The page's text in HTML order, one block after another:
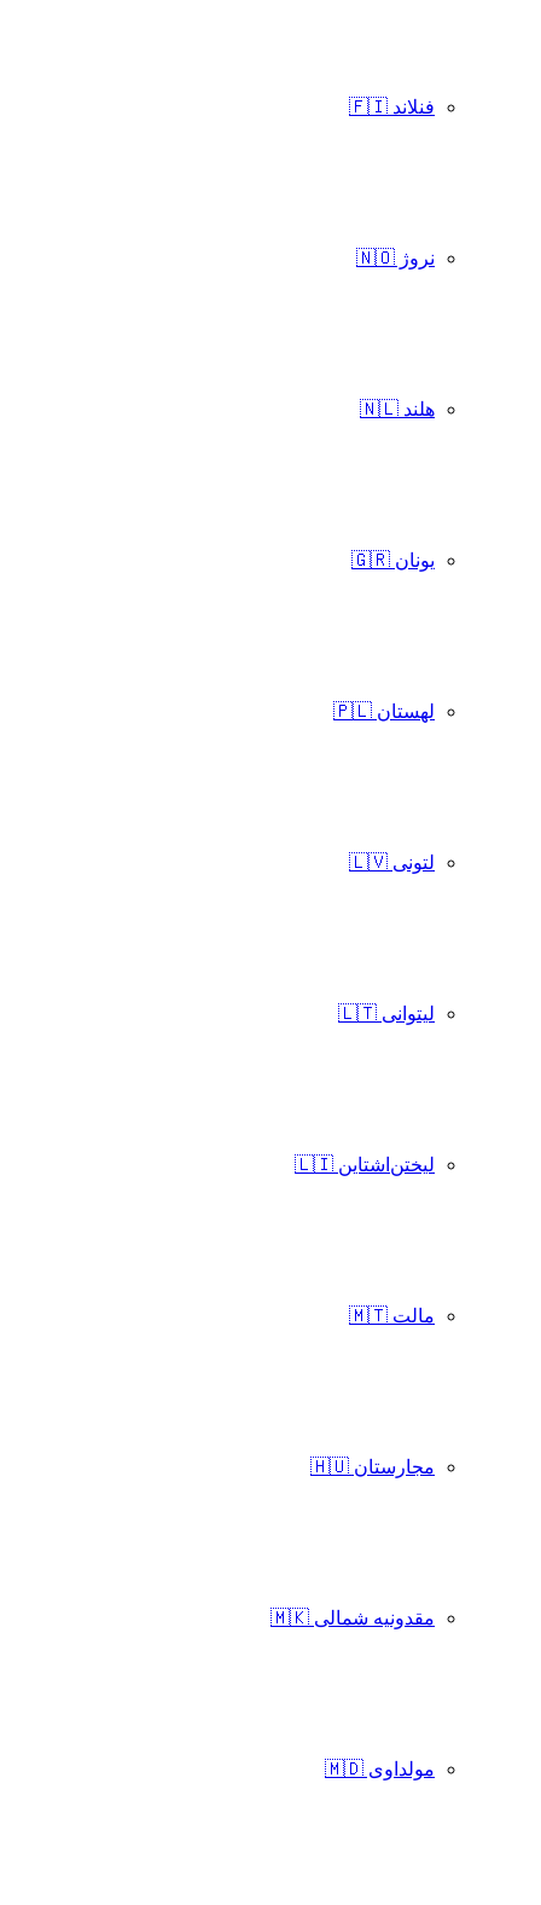
فنلاند 🇫🇮
نروژ 🇳🇴
هلند 🇳🇱
یونان 🇬🇷
لهستان 🇵🇱
لتونی 🇱🇻
لیتوانی 🇱🇹
لیختن‌اشتاین 🇱🇮
مالت 🇲🇹
مجارستان 🇭🇺
مقدونیه شمالی 🇲🇰
مولداوی 🇲🇩